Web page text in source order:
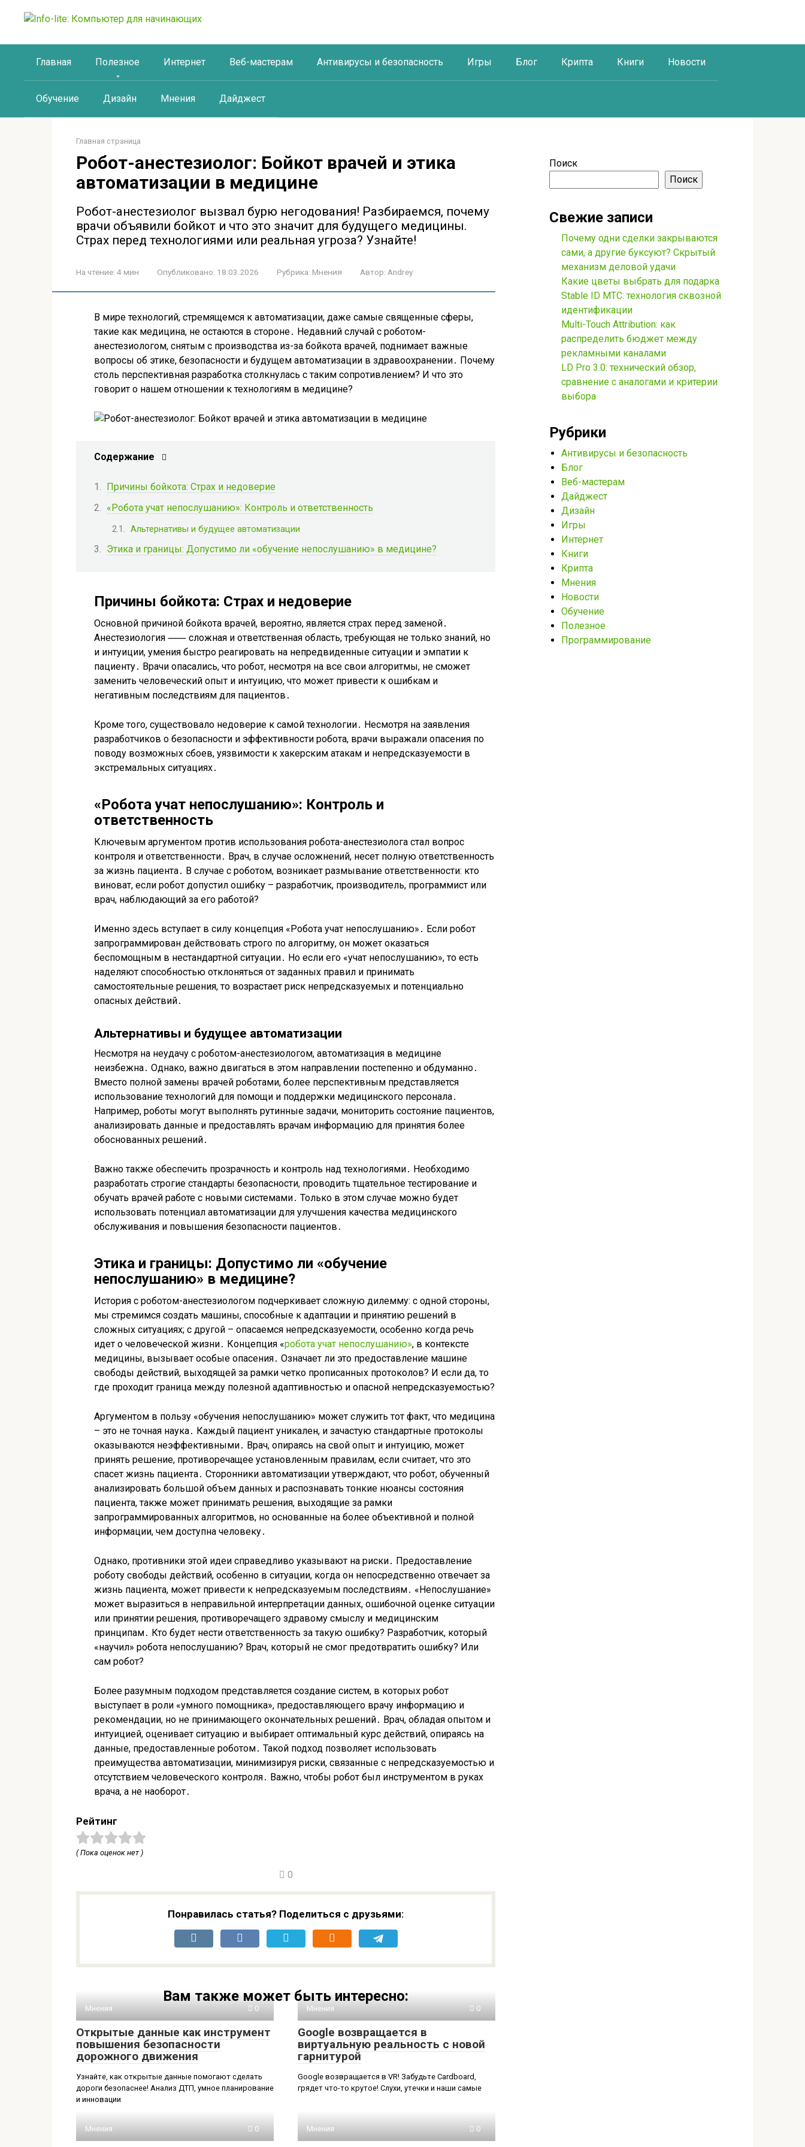
Главная Полезное Интернет Веб-мастерам Антивирусы и безопасность Игры Блог Крипта Книги Новости
Обучение Дизайн Мнения Дайджест
Главная страница
Робот-анестезиолог: Бойкот врачей и этика
автоматизации в медицине
Робот-анестезиолог вызвал бурю негодования! Разбираемся, почему
врачи объявили бойкот и что это значит для будущего медицины.
Страх перед технологиями или реальная угроза? Узнайте!
На чтение: 4 мин Опубликовано: 18.03.2026 Рубрика: Мнения Автор: Andrey
В мире технологий, стремящемся к автоматизации, даже самые священные сферы,
такие как медицина, не остаются в стороне․ Недавний случай с роботом-
анестезиологом, снятым с производства из-за бойкота врачей, поднимает важные
вопросы об этике, безопасности и будущем автоматизации в здравоохранении․ Почему
столь перспективная разработка столкнулась с таким сопротивлением? И что это
говорит о нашем отношении к технологиям в медицине?
Содержание
Причины бойкота: Страх и недоверие
«Робота учат непослушанию»: Контроль и ответственность
Альтернативы и будущее автоматизации
Этика и границы: Допустимо ли «обучение непослушанию» в медицине?
Причины бойкота: Страх и недоверие
Основной причиной бойкота врачей, вероятно, является страх перед заменой․
Анестезиология ⸺ сложная и ответственная область, требующая не только знаний, но
и интуиции, умения быстро реагировать на непредвиденные ситуации и эмпатии к
пациенту․ Врачи опасались, что робот, несмотря на все свои алгоритмы, не сможет
заменить человеческий опыт и интуицию, что может привести к ошибкам и
негативным последствиям для пациентов․
Кроме того, существовало недоверие к самой технологии․ Несмотря на заявления
разработчиков о безопасности и эффективности робота, врачи выражали опасения по
поводу возможных сбоев, уязвимости к хакерским атакам и непредсказуемости в
экстремальных ситуациях․
«Робота учат непослушанию»: Контроль и
ответственность
Ключевым аргументом против использования робота-анестезиолога стал вопрос
контроля и ответственности․ Врач, в случае осложнений, несет полную ответственность
за жизнь пациента․ В случае с роботом, возникает размывание ответственности: кто
виноват, если робот допустил ошибку – разработчик, производитель, программист или
врач, наблюдающий за его работой?
Именно здесь вступает в силу концепция «Робота учат непослушанию»․ Если робот
запрограммирован действовать строго по алгоритму, он может оказаться
беспомощным в нестандартной ситуации․ Но если его «учат непослушанию», то есть
наделяют способностью отклоняться от заданных правил и принимать
самостоятельные решения, то возрастает риск непредсказуемых и потенциально
опасных действий․
Альтернативы и будущее автоматизации
Несмотря на неудачу с роботом-анестезиологом, автоматизация в медицине
неизбежна․ Однако, важно двигаться в этом направлении постепенно и обдуманно․
Вместо полной замены врачей роботами, более перспективным представляется
использование технологий для помощи и поддержки медицинского персонала․
Например, роботы могут выполнять рутинные задачи, мониторить состояние пациентов,
анализировать данные и предоставлять врачам информацию для принятия более
обоснованных решений․
Важно также обеспечить прозрачность и контроль над технологиями․ Необходимо
разработать строгие стандарты безопасности, проводить тщательное тестирование и
обучать врачей работе с новыми системами․ Только в этом случае можно будет
использовать потенциал автоматизации для улучшения качества медицинского
обслуживания и повышения безопасности пациентов․
Этика и границы: Допустимо ли «обучение
непослушанию» в медицине?
История с роботом-анестезиологом подчеркивает сложную дилемму: с одной стороны,
мы стремимся создать машины, способные к адаптации и принятию решений в
сложных ситуациях; с другой – опасаемся непредсказуемости, особенно когда речь
идет о человеческой жизни․ Концепция «робота учат непослушанию», в контексте
медицины, вызывает особые опасения․ Означает ли это предоставление машине
свободы действий, выходящей за рамки четко прописанных протоколов? И если да, то
где проходит граница между полезной адаптивностью и опасной непредсказуемостью?
Аргументом в пользу «обучения непослушанию» может служить тот факт, что медицина
– это не точная наука․ Каждый пациент уникален, и зачастую стандартные протоколы
оказываются неэффективными․ Врач, опираясь на свой опыт и интуицию, может
принять решение, противоречащее установленным правилам, если считает, что это
спасет жизнь пациента․ Сторонники автоматизации утверждают, что робот, обученный
анализировать большой объем данных и распознавать тонкие нюансы состояния
пациента, также может принимать решения, выходящие за рамки
запрограммированных алгоритмов, но основанные на более объективной и полной
информации, чем доступна человеку․
Однако, противники этой идеи справедливо указывают на риски․ Предоставление
роботу свободы действий, особенно в ситуации, когда он непосредственно отвечает за
жизнь пациента, может привести к непредсказуемым последствиям․ «Непослушание»
может выразиться в неправильной интерпретации данных, ошибочной оценке ситуации
или принятии решения, противоречащего здравому смыслу и медицинским
принципам․ Кто будет нести ответственность за такую ошибку? Разработчик, который
«научил» робота непослушанию? Врач, который не смог предотвратить ошибку? Или
сам робот?
Более разумным подходом представляется создание систем, в которых робот
выступает в роли «умного помощника», предоставляющего врачу информацию и
рекомендации, но не принимающего окончательных решений․ Врач, обладая опытом и
интуицией, оценивает ситуацию и выбирает оптимальный курс действий, опираясь на
данные, предоставленные роботом․ Такой подход позволяет использовать
преимущества автоматизации, минимизируя риски, связанные с непредсказуемостью и
отсутствием человеческого контроля․ Важно, чтобы робот был инструментом в руках
врача, а не наоборот․
Рейтинг
( Пока оценок нет )
0
Понравилась статья? Поделиться с друзьями:
Вам также может быть интересно:
Мнения 0
Открытые данные как инструмент
повышения безопасности
дорожного движения
Узнайте, как открытые данные помогают сделать
дороги безопаснее! Анализ ДТП, умное планирование
и инновации
Мнения 0
Google возвращается в
виртуальную реальность с новой
гарнитурой
Google возвращается в VR! Забудьте Cardboard,
грядет что-то крутое! Слухи, утечки и наши самые
Мнения 0 Мнения 0
Поиск
Поиск
Свежие записи
Почему одни сделки закрываются
сами, а другие буксуют? Скрытый
механизм деловой удачи
Какие цветы выбрать для подарка
Stable ID МТС: технология сквозной
идентификации
Multi-Touch Attribution: как
распределить бюджет между
рекламными каналами
LD Pro 3.0: технический обзор,
сравнение с аналогами и критерии
выбора
Рубрики
Антивирусы и безопасность
Блог
Веб-мастерам
Дайджест
Дизайн
Игры
Интернет
Книги
Крипта
Мнения
Новости
Обучение
Полезное
Программирование